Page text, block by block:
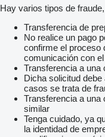
Hay varios tipos de
Transferencia de
No realice un pago
confirme el proceso
comunicación con
Transferencia a una
Dicha solicitud
casos se trata de
Transferencia a una
similar
Tenga cuidado, ya
la identidad de